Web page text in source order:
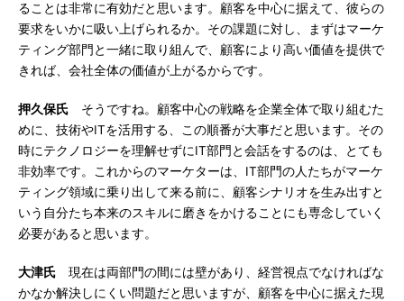
ることは非常に有効だと思います。顧客を中心に据えて、彼らの
要求をいかに吸い上げられるか。その課題に対し、まずはマーケ
ティング部門と一緒に取り組んで、顧客により高い価値を提供で
きれば、会社全体の価値が上がるからです。
押久保氏 そうですね。顧客中心の戦略を企業全体で取り組むた
めに、技術やITを活用する、この順番が大事だと思います。その
時にテクノロジーを理解せずにIT部門と会話をするのは、とても
非効率です。これからのマーケターは、IT部門の人たちがマーケ
ティング領域に乗り出して来る前に、顧客シナリオを生み出すと
いう自分たち本来のスキルに磨きをかけることにも専念していく
必要があると思います。
大津氏 現在は両部門の間には壁があり、経営視点でなければな
かなか解決しにくい問題だと思いますが、顧客を中心に据えた現